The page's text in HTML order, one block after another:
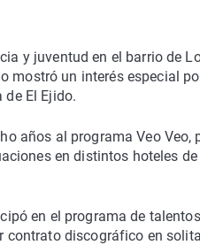
y juventud en el barrio de
mostró un interés especial
El Ejido.
años al programa Veo Veo,
en distintos hoteles
en el programa de
discográfico en